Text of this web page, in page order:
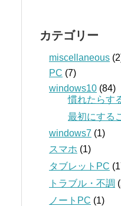
カテゴリー
miscellaneous
PC (7)
windows10 (84)
慣れたらす
最初にする
windows7 (1)
スマホ (1)
タブレットPC
トラブル・不調
ノートPC (1)